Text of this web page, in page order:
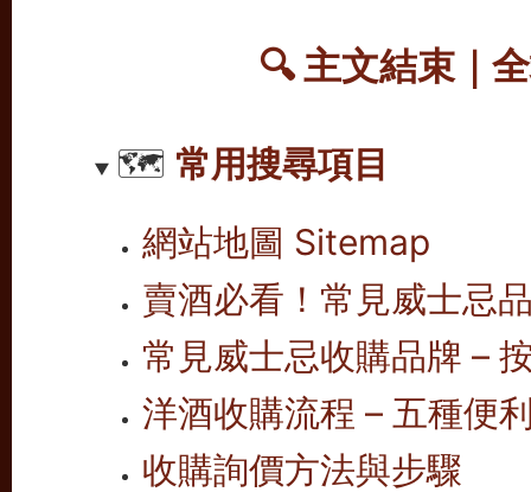
🔍主文結束｜
🗺️ 常用搜尋項目
網站地圖 Sitemap
賣酒必看！常見威士忌
常見威士忌收購品牌 –
洋酒收購流程 – 五種便
收購詢價方法與步驟